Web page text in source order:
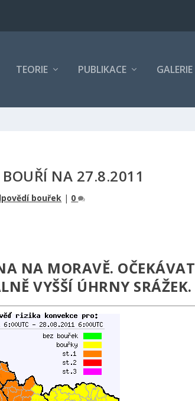
TEORIE PUBLIKACE GALERIE
BOUŘÍ NA 27.8.2011
bouřek | 0
NA MORAVĚ. OČEKÁVAT
VYŠŠÍ ÚHRNY SRÁŽEK.